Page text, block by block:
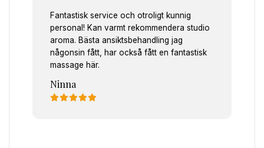
Fantastisk service och otroligt kunnig
personal! Kan varmt rekommendera studio
aroma. Bästa ansiktsbehandling jag
någonsin fått, har också fått en fantastisk
massage här.
Ninna